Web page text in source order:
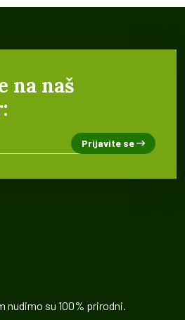
na naš
Prijavite se
nudimo su 100% prirodni.